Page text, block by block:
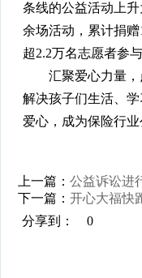
条线的公益活动上
余场活动，累计捐
超2.2万名志愿者参与
汇聚爱心力量，点
解决孩子们生活、
爱心，成为保险行业
上一篇： 公益诉讼进
下一篇： 开心大福快
分享到：
0